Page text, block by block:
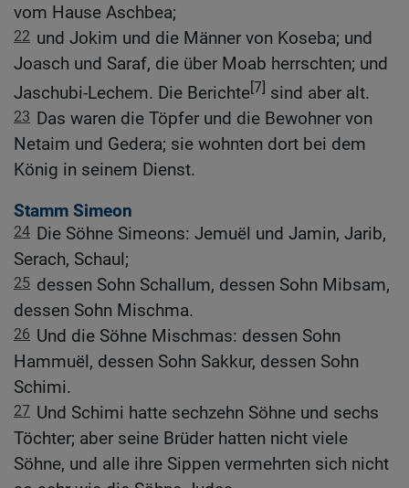
vom Hause Aschbea;
22 und Jokim und die Männer von Koseba; und
Joasch und Saraf, die über Moab herrschten; und
Jaschubi-Lechem. Die Berichte[7] sind aber alt.
23 Das waren die Töpfer und die Bewohner von
Netaim und Gedera; sie wohnten dort bei dem
König in seinem Dienst.
Stamm Simeon
24 Die Söhne Simeons: Jemuël und Jamin, Jarib,
Serach, Schaul;
25 dessen Sohn Schallum, dessen Sohn Mibsam,
dessen Sohn Mischma.
26 Und die Söhne Mischmas: dessen Sohn
Hammuël, dessen Sohn Sakkur, dessen Sohn
Schimi.
27 Und Schimi hatte sechzehn Söhne und sechs
Töchter; aber seine Brüder hatten nicht viele
Söhne, und alle ihre Sippen vermehrten sich nicht